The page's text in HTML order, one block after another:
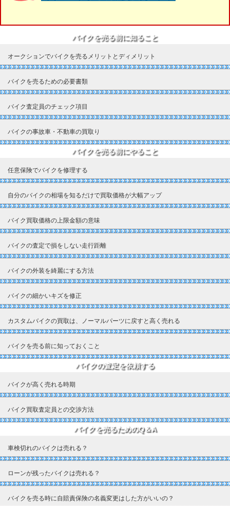
バイクを売る前に知ること
オークションでバイクを売るメリットとディメリット
バイクを売るための必要書類
バイク査定員のチェック項目
バイクの事故車・不動車の買取り
バイクを売る前にやること
任意保険でバイクを修理する
自分のバイクの相場を知るだけで買取価格が大幅アップ
バイク買取価格の上限金額の意味
バイクの査定で損をしない走行距離
バイクの外装を綺麗にする方法
バイクの細かいキズを修正
カスタムバイクの買取は、ノーマルパーツに戻すと高く売れる
バイクを売る前に知っておくこと
バイクの査定を依頼する
バイクが高く売れる時期
バイク買取査定員との交渉方法
バイクを売るためのQ＆A
車検切れのバイクは売れる？
ローンが残ったバイクは売れる？
バイクを売る時に自賠責保険の名義変更はした方がいいの？